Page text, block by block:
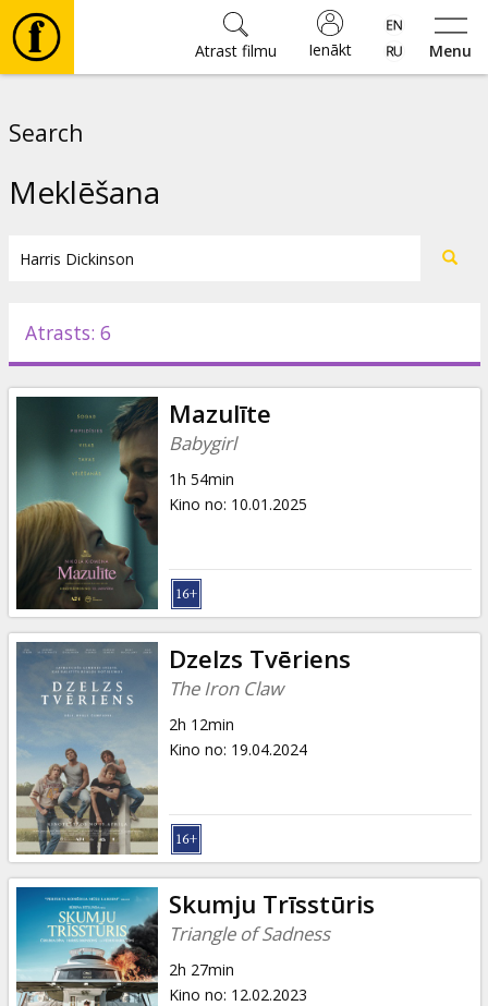
Menu
Ienākt
Atrast filmu
Pasākumi
Ziņas
Dāvanu
kartes
Uzkodas
B2B
Kino
Klubs
Search
Meklēšana
Atrasts: 6
Mazulīte
Babygirl
1h 54min
Kino no: 10.01.2025
Dzelzs Tvēriens
The Iron Claw
2h 12min
Kino no: 19.04.2024
Skumju Trīsstūris
Triangle of Sadness
2h 27min
Kino no: 12.02.2023